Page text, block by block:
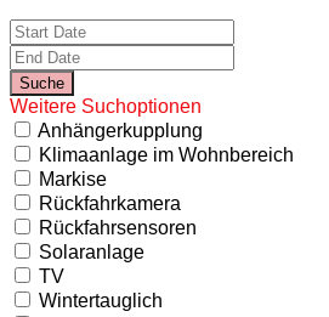
Weitere Suchoptionen
Anhängerkupplung
Klimaanlage im Wohnbereich
Markise
Rückfahrkamera
Rückfahrsensoren
Solaranlage
TV
Wintertauglich